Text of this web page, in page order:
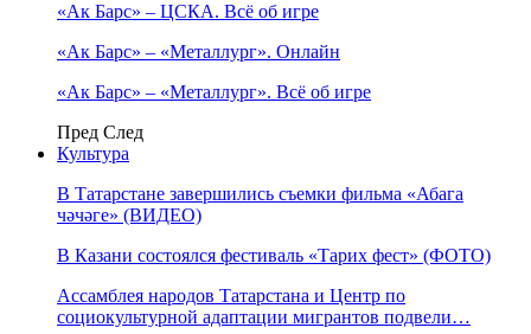
«Ак Барс» – ЦСКА. Всё об игре
«Ак Барс» – «Металлург». Онлайн
«Ак Барс» – «Металлург». Всё об игре
Пред След
Культура
В Татарстане завершились съемки фильма «Абага
чәчәге» (ВИДЕО)
В Казани состоялся фестиваль «Тарих фест» (ФОТО)
Ассамблея народов Татарстана и Центр по
социокультурной адаптации мигрантов подвели…